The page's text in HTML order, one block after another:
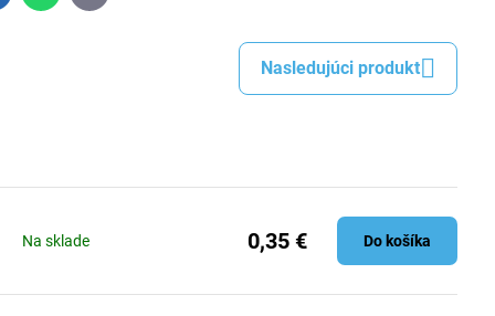
mail
Nasledujúci produkt
Na sklade 0,35 € Do košíka